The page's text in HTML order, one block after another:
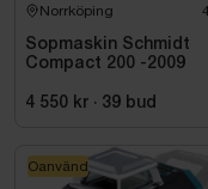
Norrköping
Sopmaskin Schmidt
Compact 200 -2009
4 550 kr · 39 bud
Oanvänd